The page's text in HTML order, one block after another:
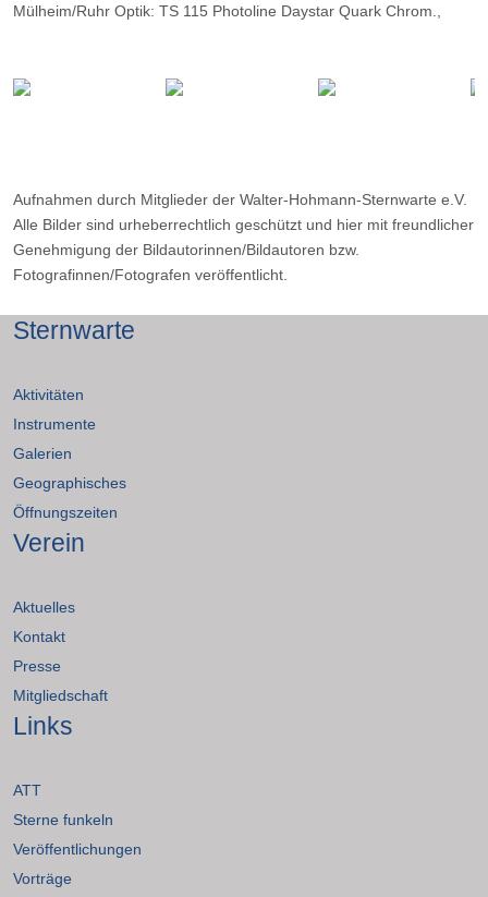
Mülheim/Ruhr Optik: TS 115 Photoline Daystar Quark Chrom.,
Aufnahmen durch Mitglieder der Walter-Hohmann-Sternwarte e.V.
Alle Bilder sind urheberrechtlich geschützt und hier mit freundlicher
Genehmigung der Bildautorinnen/Bildautoren bzw.
Fotografinnen/Fotografen veröffentlicht.
Sternwarte
Aktivitäten
Instrumente
Galerien
Geographisches
Öffnungszeiten
Verein
Aktuelles
Kontakt
Presse
Mitgliedschaft
Links
ATT
Sterne funkeln
Veröffentlichungen
Vorträge